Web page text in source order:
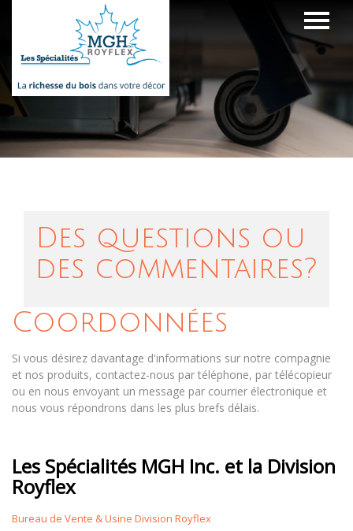
Des questions ou
des commentaires?
Coordonnées
Si vous désirez davantage d'informations sur notre compagnie
et nos produits, contactez-nous par téléphone, par télécopieur
ou en nous envoyant un message par courrier électronique et
nous vous répondrons dans les plus brefs délais.
Les Spécialités MGH Inc. et la Division
Royflex
Bureau de Vente & Usine Division Royflex